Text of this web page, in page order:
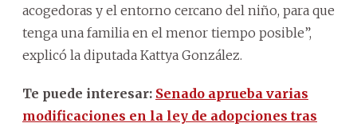
acogedoras y el entorno cercano del niño, para que
tenga una familia en el menor tiempo posible”,
explicó la diputada Kattya González.
Te puede interesar: Senado aprueba varias
modificaciones en la ley de adopciones tras